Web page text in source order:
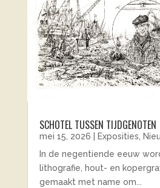
SCHOTEL TUSSEN TIJDGENOTEN
mei 15, 2026 Exposities
In de negentiende eeuw
lithografie, hout- en
gemaakt met name om...